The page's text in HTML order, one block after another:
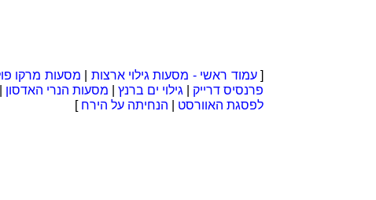
[עמוד ראשי - מסעות גילוי ארצות מסעות מרקו
פרנסיס דרייק
גילוי ים ברנץ מסעות הנרי האדסון
לפסגת האוורסט
הנחיתה על הירח ]